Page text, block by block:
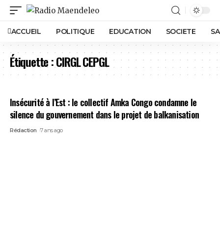
ACCUEIL POLITIQUE EDUCATION SOCIETE
Étiquette :CIRGL CEPGL
Insécurité à l’Est : le collectif Amka Congo condamne le
silence du gouvernement dans le projet de balkanisation
Rédaction 7 ans ago